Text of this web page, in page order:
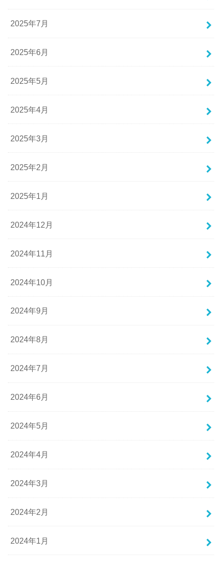
2025年7月
2025年6月
2025年5月
2025年4月
2025年3月
2025年2月
2025年1月
2024年12月
2024年11月
2024年10月
2024年9月
2024年8月
2024年7月
2024年6月
2024年5月
2024年4月
2024年3月
2024年2月
2024年1月